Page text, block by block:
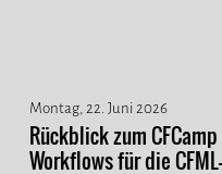
Montag, 22. Juni 2026
Rückblick zum
Workflows für die